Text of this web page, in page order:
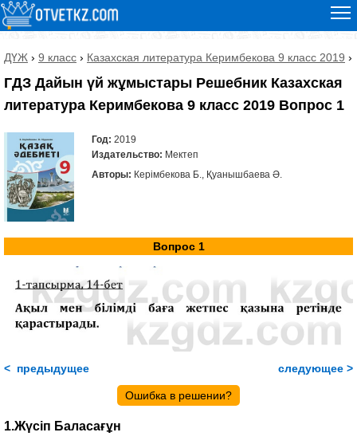
ДҮЖ › 9 класс › Казахская литература Керимбекова 9 класс 2019 ›
ГДЗ Дайын үй жұмыстары Решебник Казахская
литература Керимбекова 9 класс 2019 Вопрос 1
Год: 2019
Издательство: Мектеп
Авторы: Керімбекова Б., Қуанышбаева Ә.
Вопрос 1
< предыдущее следующее >
Ошибка в решении?
1.Жүсіп Баласағұн